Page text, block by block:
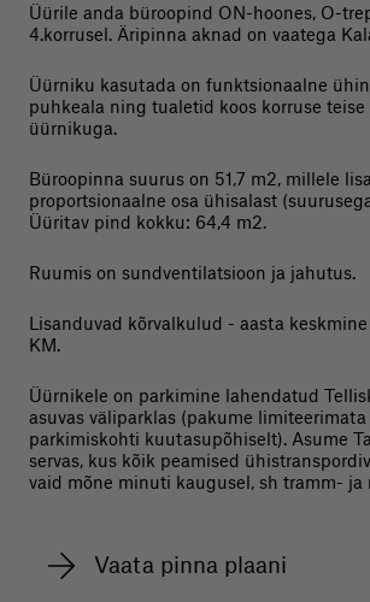
Üürile anda büroopind ON-hoones, O-
4.korrusel. Äripinna aknad on vaatega
Üürniku kasutada on funktsionaalne
puhkeala ning tualetid koos korruse teise
üürnikuga.
Büroopinna suurus on 51,7 m2, millele
proportsionaalne osa ühisalast
Üüritav pind kokku: 64,4 m2.
Ruumis on sundventilatsioon ja jahutus.
Lisanduvad kõrvalkulud - aasta
KM.
Üürnikele on parkimine lahendatud
asuvas väliparklas (pakume limiteerimata
parkimiskohti kuutasupõhiselt). Asume
servas, kus kõik peamised
vaid mõne minuti kaugusel, sh tramm- ja
Vaata pinna plaani